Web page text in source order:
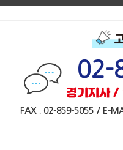
02-
경기지사
FAX . 02-859-5055 / E-